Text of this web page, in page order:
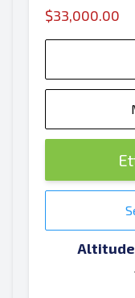
$33,000.00
Altitude